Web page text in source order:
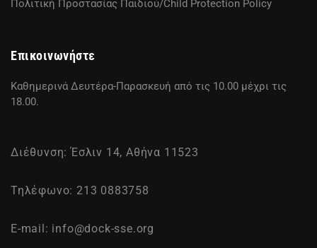
Πολιτική Προστασίας Παιδιού/Child Protection Policy
Επικοινωνήστε
Καθημερινά Δευτέρα-Παρασκευή από τις 10.00 μέχρι τις
18.00.
Διέθυνση: Έσλιν 14, Αθήνα 11523
Τηλέφωνο: 213 0883758
E-mail: info@dock-sse.org